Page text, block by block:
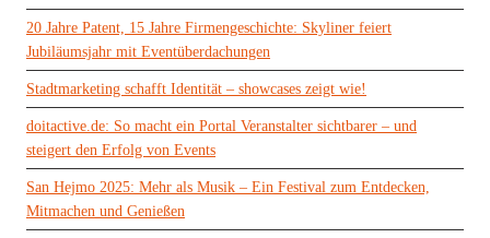
20 Jahre Patent, 15 Jahre Firmengeschichte: Skyliner feiert
Jubiläumsjahr mit Eventüberdachungen
Stadtmarketing schafft Identität – showcases zeigt wie!
doitactive.de: So macht ein Portal Veranstalter sichtbarer – und
steigert den Erfolg von Events
San Hejmo 2025: Mehr als Musik – Ein Festival zum Entdecken,
Mitmachen und Genießen